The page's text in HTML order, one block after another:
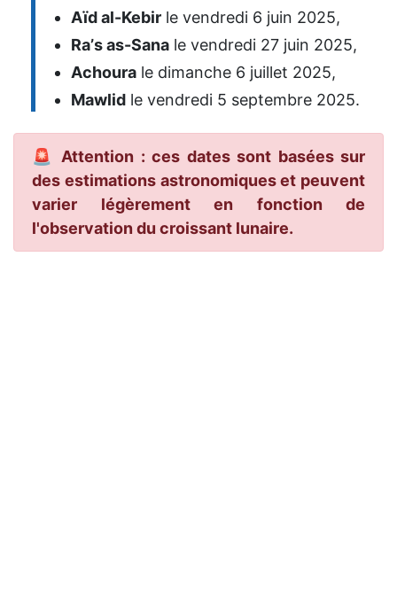
Aïd al-Kebir le vendredi 6 juin 2025,
Raʼs as-Sana le vendredi 27 juin 2025,
Achoura le dimanche 6 juillet 2025,
Mawlid le vendredi 5 septembre 2025.
🚨 Attention : ces dates sont basées sur
des estimations astronomiques et peuvent
varier légèrement en fonction de
l'observation du croissant lunaire.